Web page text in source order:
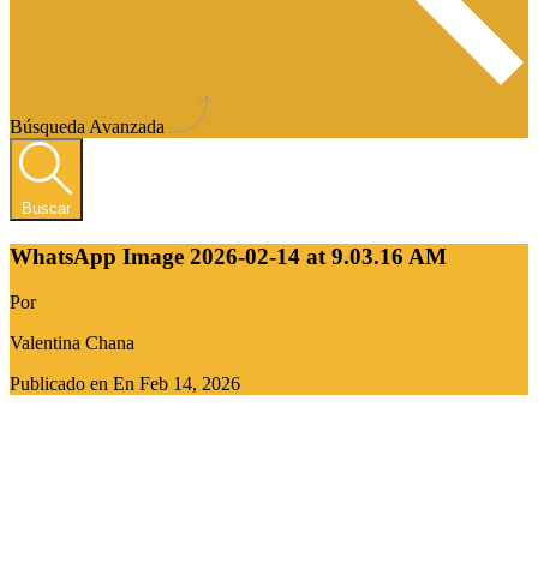
Búsqueda Avanzada
Buscar
WhatsApp Image 2026-02-14 at 9.03.16 AM
Por
Valentina Chana
Publicado en En Feb 14, 2026